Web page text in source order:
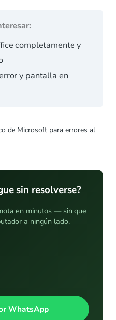
completamente y
y pantalla en
de Microsoft para errores al
sin resolverse?
en minutos — sin que
a ningún lado.
WhatsApp